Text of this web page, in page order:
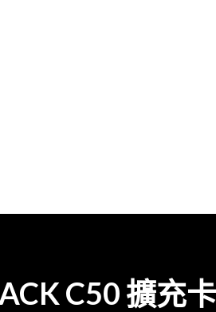
C50 擴充